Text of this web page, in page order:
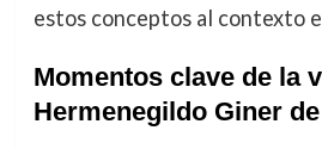
estos conceptos al contexto
Momentos clave de la
Hermenegildo Giner